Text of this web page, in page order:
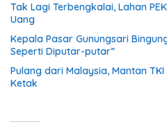
Tak Lagi Terbengkalai, Lahan
Uang
Kepala Pasar Gunungsari
Seperti Diputar-putar”
Pulang dari Malaysia, Mantan
Ketak